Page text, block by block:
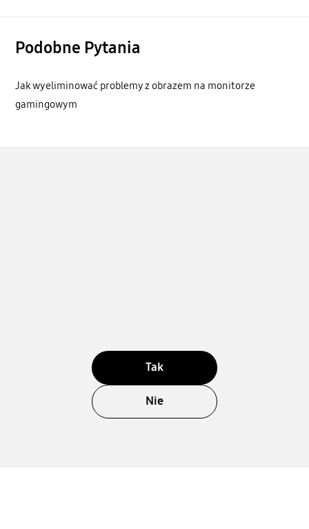
Podobne Pytania
Jak wyeliminować problemy z obrazem na monitorze
gamingowym
Tak
Nie